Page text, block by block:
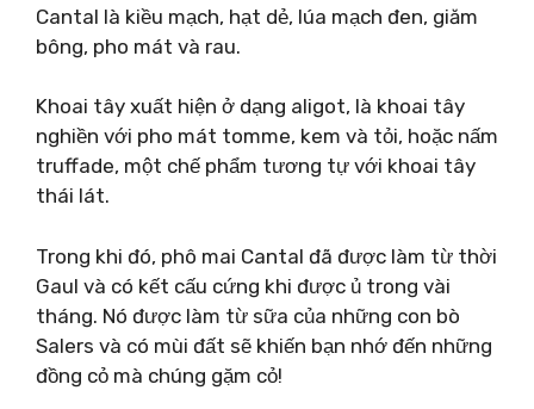
Cantal là kiều mạch, hạt dẻ, lúa mạch đen, giăm
bông, pho mát và rau.
Khoai tây xuất hiện ở dạng aligot, là khoai tây
nghiền với pho mát tomme, kem và tỏi, hoặc nấm
truffade, một chế phẩm tương tự với khoai tây
thái lát.
Trong khi đó, phô mai Cantal đã được làm từ thời
Gaul và có kết cấu cứng khi được ủ trong vài
tháng. Nó được làm từ sữa của những con bò
Salers và có mùi đất sẽ khiến bạn nhớ đến những
đồng cỏ mà chúng gặm cỏ!